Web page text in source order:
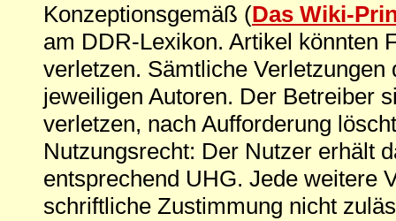
Konzeptionsgemäß (Das Wiki-
am DDR-Lexikon. Artikel könnten
verletzen. Sämtliche
jeweiligen Autoren. Der Betreiber
verletzen, nach Aufforderung
Nutzungsrecht: Der Nutzer erhält
entsprechend UHG. Jede weitere
schriftliche Zustimmung nicht